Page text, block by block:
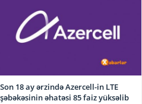
Son 18 ay ərzində Azercell-in LTE
şəbəkəsinin əhatəsi 85 faiz yüksəlib